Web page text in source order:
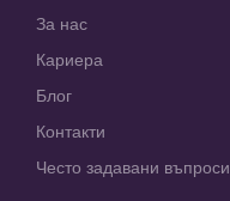
За нас
Кариера
Блог
Контакти
Често задавани въпроси